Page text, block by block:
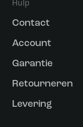
Hulp
Contact
Account
Garantie
Retourneren
Levering